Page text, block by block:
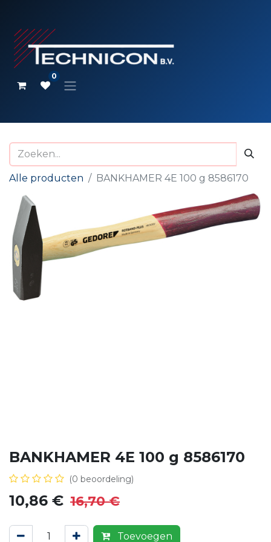
0
Alle producten BANKHAMER 4E 100 g 8586170
BANKHAMER 4E 100 g 8586170
(0 beoordeling)
10,86 € 16,70€
Toevoegen